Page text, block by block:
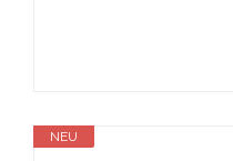
NEU